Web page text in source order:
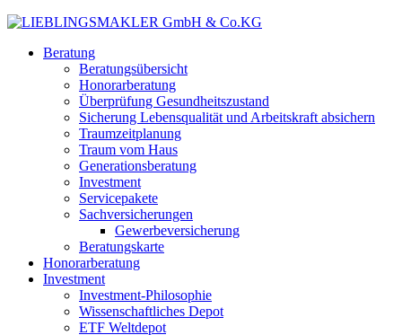
Beratung
Beratungsübersicht
Honorarberatung
Überprüfung Gesundheitszustand
Sicherung Lebensqualität und Arbeitskraft absichern
Traumzeitplanung
Traum vom Haus
Generationsberatung
Investment
Servicepakete
Sachversicherungen
Gewerbeversicherung
Beratungskarte
Honorarberatung
Investment
Investment-Philosophie
Wissenschaftliches Depot
ETF Weltdepot